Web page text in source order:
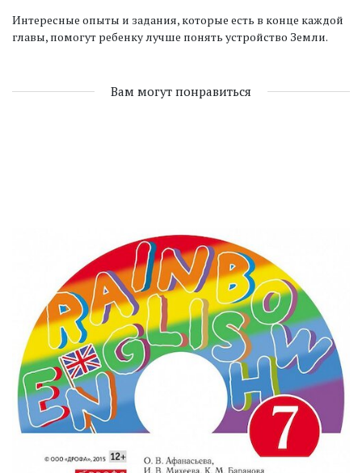
Интересные опыты и задания, которые есть в конце каждой
главы, помогут ребенку лучше понять устройство Земли.
Вам могут понравиться